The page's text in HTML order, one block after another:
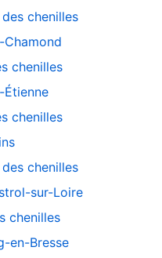
chenilles
Chamond
chenilles
Étienne
chenilles
chenilles
sur-Loire
chenilles
en-Bresse